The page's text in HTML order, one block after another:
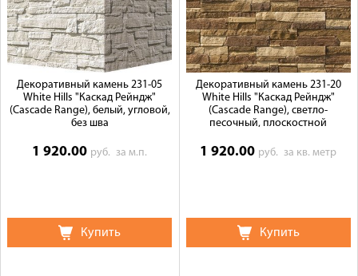
Декоративный камень 231-05
White Hills "Каскад Рейндж"
(Cascade Range), белый, угловой,
без шва
1 920.00 руб.за м.п.
Купить
Декоративный камень 231-20
White Hills "Каскад Рейндж"
(Cascade Range), светло-
песочный, плоскостной
1 920.00 руб.за кв. метр
Купить